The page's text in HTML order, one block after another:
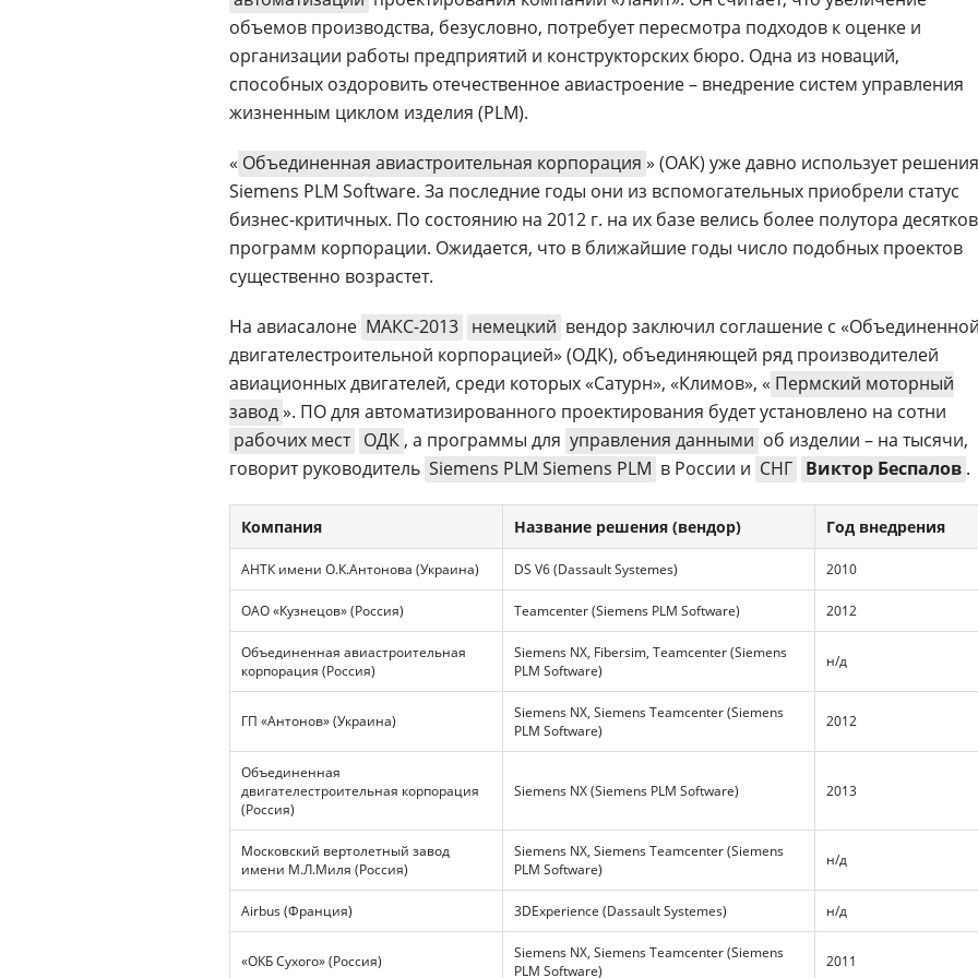
объемов производства, безусловно, потребует пересмотра подходов к оценке и
организации работы предприятий и конструкторских бюро. Одна из новаций,
способных оздоровить отечественное авиастроение – внедрение систем управления
жизненным циклом изделия (PLM).
« Объединенная авиастроительная корпорация » (ОAК) уже давно использует решения
Siemens PLM Software. За последние годы они из вспомогательных приобрели статус
бизнес-критичных. По состоянию на 2012 г. на их базе велись более полутора десятков
программ корпорации. Ожидается, что в ближайшие годы число подобных проектов
существенно возрастет.
На авиасалоне МАКС-2013 немецкий вендор заключил соглашение с
двигателестроительной корпорацией» (ОДК), объединяющей ряд производителей
авиационных двигателей, среди которых «Сатурн», «Климов», « Пермский моторный
завод». ПО для автоматизированного проектирования будет установлено на сотни
рабочих мест ОДК , а программы для управления данными об изделии – на тысячи,
говорит руководитель Siemens PLM Siemens PLM в России и СНГ Виктор Беспалов .
Компания Название решения (вендор) Год внедрения
АНТК имени О.К.Антонова (Украина) DS V6 (Dassault Systemes) 2010
ОАО «Кузнецов» (Россия) Teamcenter (Siemens PLM Software) 2012
Объединенная авиастроительная
корпорация (Россия)
Siemens NX, Fibersim, Teamcenter (Siemens
PLM Software)
н/д
ГП «Антонов» (Украина)
Siemens NX, Siemens Teamcenter (Siemens
PLM Software)
2012
Объединенная
двигателестроительная корпорация
(Россия)
Siemens NX (Siemens PLM Software) 2013
Московский вертолетный завод
имени М.Л.Миля (Россия)
Siemens NX, Siemens Teamcenter (Siemens
PLM Software)
н/д
Airbus (Франция) 3DExperience (Dassault Systemes) н/д
«ОКБ Сухого» (Россия)
Siemens NX, Siemens Teamcenter (Siemens
PLM Software)
2011